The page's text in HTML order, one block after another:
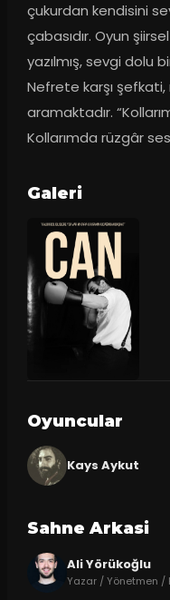
çukurdan kendisini
çabasıdır. Oyun
yazılmış, sevgi dolu
Nefrete karşı şefkati,
aramaktadır.
Kollarımda rüzgâr
Galeri
Oyuncular
Kays Aykut
Sahne Arkasi
Ali Yörükoğlu
Yazar / Yönetmen /